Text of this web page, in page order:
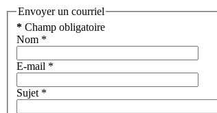
Envoyer un courriel
* Champ obligatoire
Nom *
E-mail *
Sujet *